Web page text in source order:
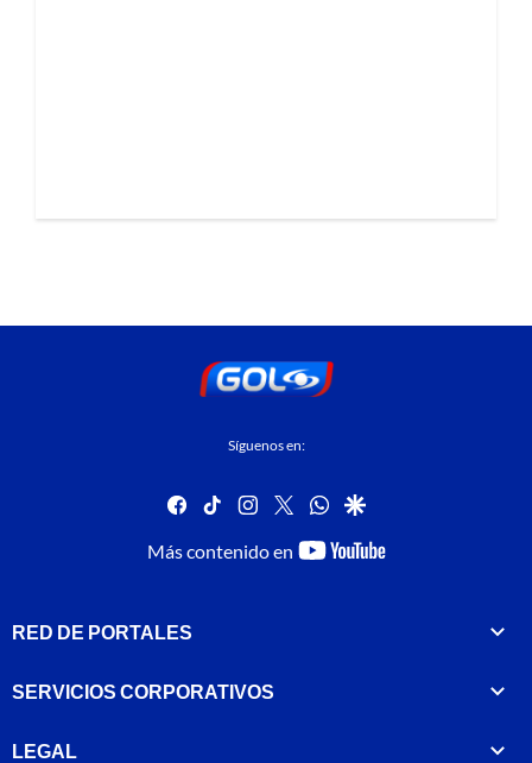
Síguenos en:
facebook
tiktok instagram
twitterwhatsapp
google
Más contenido en
youtube-
RED DE PORTALES
SERVICIOS CORPORATIVOS
LEGAL